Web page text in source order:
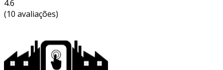
automatizados tendem a ser mais rápidos,
redução de s : a automação minimiza s
humanos, garantindo maior precisão nos
resultados.
4.6
(10 avaliações)